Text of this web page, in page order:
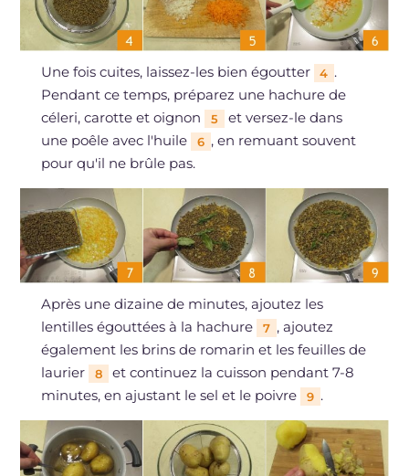
Une fois cuites, laissez-les bien égoutter 4 .
Pendant ce temps, préparez une hachure de
céleri, carotte et oignon
5
et versez-le dans
une poêle avec l'huile
6 , en remuant souvent
pour qu'il ne brûle pas.
Après une dizaine de minutes, ajoutez les
lentilles égouttées à la hachure
7 , ajoutez
également les brins de romarin et les feuilles de
laurier
8
et continuez la cuisson pendant 7-8
minutes, en ajustant le sel et le poivre
9 .